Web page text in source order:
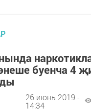
буенча 4
26 июнь 2019 -
14:34